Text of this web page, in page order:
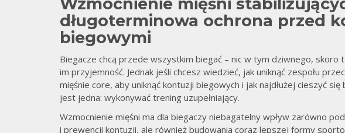
Wzmocnienie mięśni
długoterminowa ochrona przed
biegowymi
Biegacze chcą przede wszystkim biegać – nic w tym dziwnego, skoro
im przyjemność. Jednak jeśli chcesz wiedzieć, jak uniknąć zespołu
mięśnie core, aby uniknąć kontuzji biegowych i jak najdłużej cieszyć
jest jedna: wykonywać trening uzupełniający.
Wzmocnienie mięśni ma dla biegaczy niebagatelny wpływ zarówno
i prewencji kontuzji, ale również budowania coraz lepszej formy